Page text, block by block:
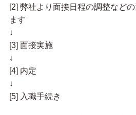
[2] 弊社より面接日程の調整など
ます
↓
[3] 面接実施
↓
[4] 内定
↓
[5] 入職手続き